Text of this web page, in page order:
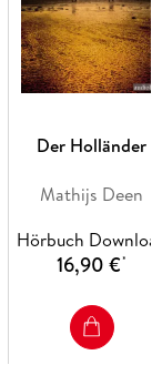
Der Holländer
Mathijs Deen
Hörbuch
16,90 €*